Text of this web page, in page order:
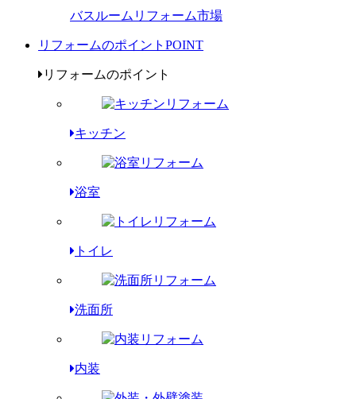
バスルームリフォーム市場
リフォームのポイント POINT
リフォームのポイント
キッチン
浴室
トイレ
洗面所
内装